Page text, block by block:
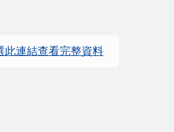
此連結查看完整資料